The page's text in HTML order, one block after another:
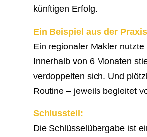
künftigen Erfolg.
Ein Beispiel aus der
Ein regionaler Makler
Innerhalb von 6 Monaten
verdoppelten sich. Und
Routine – jeweils begleitet
Schlussteil:
Die Schlüsselübergabe ist